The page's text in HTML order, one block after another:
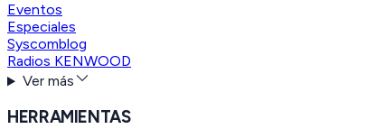
Eventos
Especiales
Syscomblog
Radios KENWOOD
Ver más
HERRAMIENTAS